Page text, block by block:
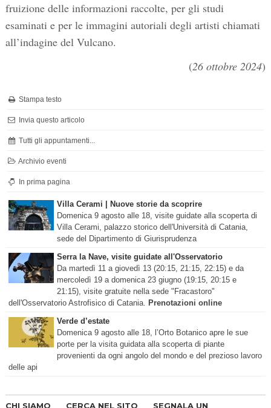
fruizione delle informazioni raccolte, per gli studi
esaminati e per le immagini autoriali degli artisti chiamati
all’indagine del Vulcano.
(26 ottobre 2024)
Stampa testo
Invia questo articolo
Tutti gli appuntamenti...
Archivio eventi
In prima pagina
Villa Cerami | Nuove storie da scoprire
Domenica 9 agosto alle 18, visite guidate alla scoperta di
Villa Cerami, palazzo storico dell'Università di Catania,
sede del Dipartimento di Giurisprudenza
Serra la Nave, visite guidate all'Osservatorio
Da martedì 11 a giovedì 13 (20:15, 21:15, 22:15) e da
mercoledì 19 a domenica 23 giugno (19:15, 20:15 e
21:15), visite gratuite nella sede "Fracastoro"
dell'Osservatorio Astrofisico di Catania. Prenotazioni online
Verde d’estate
Domenica 9 agosto alle 18, l’Orto Botanico apre le sue
porte per la visita guidata alla scoperta di piante
provenienti da ogni angolo del mondo e del prezioso lavoro
delle api
CHI SIAMO CERCA NEL SITO SEGNALA UN